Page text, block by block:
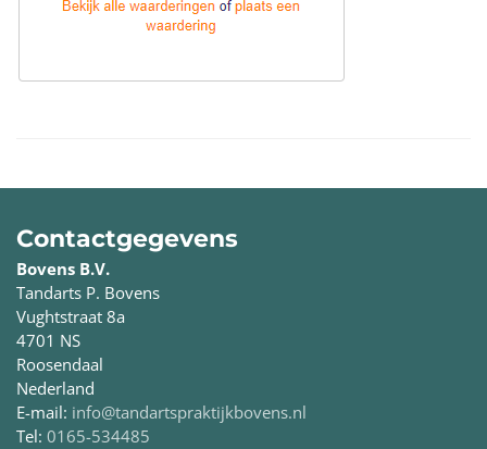
Contactgegevens
Bovens B.V.
Tandarts P. Bovens
Vughtstraat 8a
4701 NS
Roosendaal
Nederland
E-mail: info@tandartspraktijkbovens.nl
Tel: 0165-534485